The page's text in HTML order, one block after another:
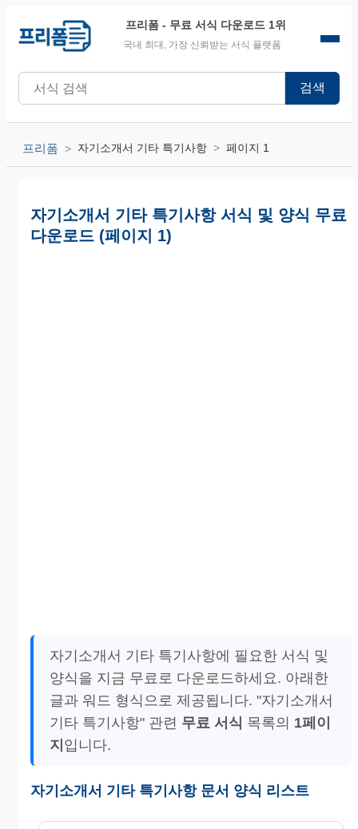
프리폼 - 무료 서식 다운로드 1위
국내 최대, 가장 신뢰받는 서식 플랫폼
검색
프리폼 자기소개서 기타 특기사항 페이지 1
자기소개서 기타 특기사항 서식 및 양식 무료
다운로드 (페이지 1)
자기소개서 기타 특기사항에 필요한 서식 및
양식을 지금 무료로 다운로드하세요. 아래한
글과 워드 형식으로 제공됩니다. "자기소개서
기타 특기사항" 관련 무료 서식 목록의 1페이
지 입니다.
자기소개서 기타 특기사항 문서 양식 리스트